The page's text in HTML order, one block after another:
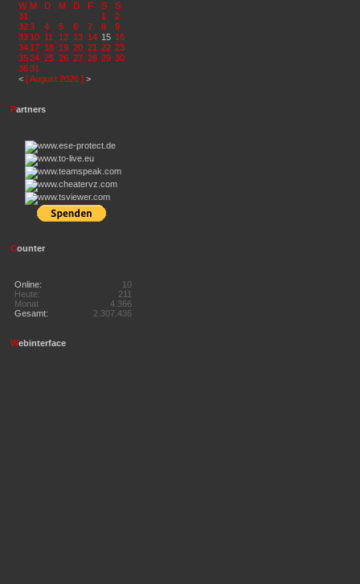
W M D M D F S
S
31
1
2
32 3 4 5 6 7 8
9
33 10 11 12 13 14 15 16
34 17 18 19 20 21 22 23
35 24 25 26 27 28 29 30
36 31
<[ August 2026 ] >
Partners
Counter
Online:
10
Heute:
211
Monat
4.366
Gesamt:
2.307.436
Webinterface